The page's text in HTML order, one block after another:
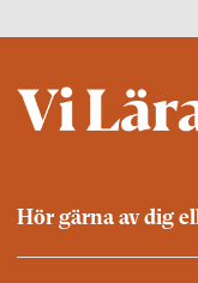
Hör gärna av dig